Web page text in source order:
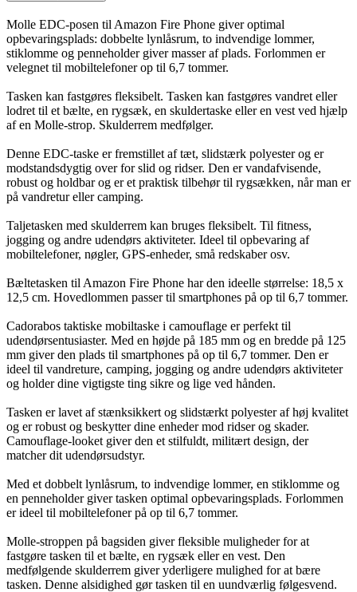
Molle EDC-posen til Amazon Fire Phone giver optimal
opbevaringsplads: dobbelte lynlåsrum, to indvendige lommer,
stiklomme og penneholder giver masser af plads. Forlommen er
velegnet til mobiltelefoner op til 6,7 tommer.
Tasken kan fastgøres fleksibelt. Tasken kan fastgøres vandret eller
lodret til et bælte, en rygsæk, en skuldertaske eller en vest ved hjælp
af en Molle-strop. Skulderrem medfølger.
Denne EDC-taske er fremstillet af tæt, slidstærk polyester og er
modstandsdygtig over for slid og ridser. Den er vandafvisende,
robust og holdbar og er et praktisk tilbehør til rygsækken, når man er
på vandretur eller camping.
Taljetasken med skulderrem kan bruges fleksibelt. Til fitness,
jogging og andre udendørs aktiviteter. Ideel til opbevaring af
mobiltelefoner, nøgler, GPS-enheder, små redskaber osv.
Bæltetasken til Amazon Fire Phone har den ideelle størrelse: 18,5 x
12,5 cm. Hovedlommen passer til smartphones på op til 6,7 tommer.
Cadorabos taktiske mobiltaske i camouflage er perfekt til
udendørsentusiaster. Med en højde på 185 mm og en bredde på 125
mm giver den plads til smartphones på op til 6,7 tommer. Den er
ideel til vandreture, camping, jogging og andre udendørs aktiviteter
og holder dine vigtigste ting sikre og lige ved hånden.
Tasken er lavet af stænksikkert og slidstærkt polyester af høj kvalitet
og er robust og beskytter dine enheder mod ridser og skader.
Camouflage-looket giver den et stilfuldt, militært design, der
matcher dit udendørsudstyr.
Med et dobbelt lynlåsrum, to indvendige lommer, en stiklomme og
en penneholder giver tasken optimal opbevaringsplads. Forlommen
er ideel til mobiltelefoner på op til 6,7 tommer.
Molle-stroppen på bagsiden giver fleksible muligheder for at
fastgøre tasken til et bælte, en rygsæk eller en vest. Den
medfølgende skulderrem giver yderligere mulighed for at bære
tasken. Denne alsidighed gør tasken til en uundværlig følgesvend.